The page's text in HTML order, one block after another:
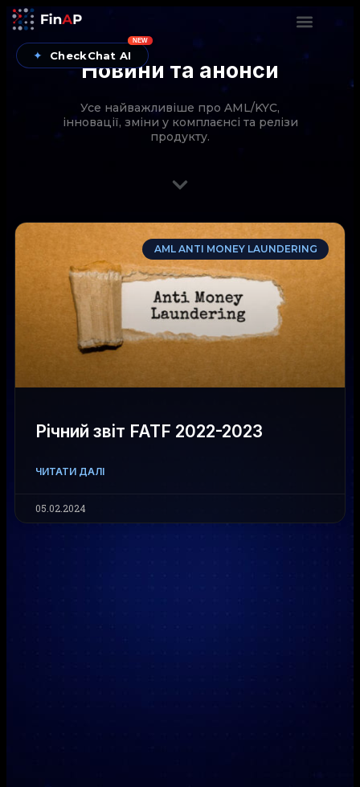
✦ CheckChat AI
NEW
Новини та анонси
Усе найважливіше про AML/KYC,
інновації, зміни у комплаєнсі та релізи
продукту.
AML ANTI MONEY LAUNDERING
Річний звіт FATF 2022-2023
ЧИТАТИ ДАЛІ
05.02.2024